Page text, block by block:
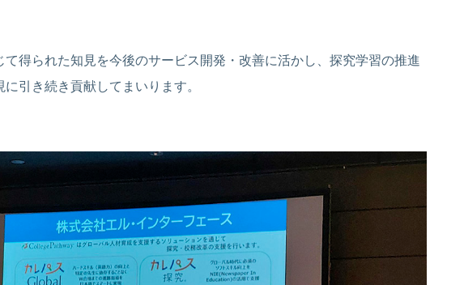
て得られた知見を今後のサービス開発・改善に活かし、探究学習の推進
引き続き貢献してまいります。